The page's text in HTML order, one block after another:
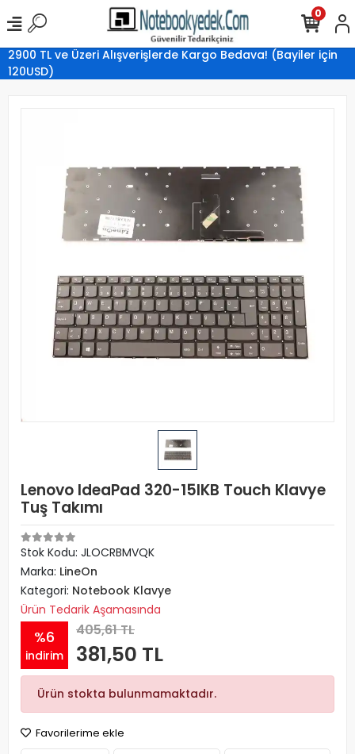
2900 TL ve Üzeri Alışverişlerde Kargo Bedava! (Bayiler için
120USD)
0
Lenovo IdeaPad 320-15IKB Touch Klavye
Tuş Takımı
Stok Kodu: JLOCRBMVQK
Marka: LineOn
Kategori: Notebook Klavye
Ürün Tedarik Aşamasında
%6
indirim
405,61 TL
381,50 TL
Ürün stokta bulunmamaktadır.
Favorilerime ekle